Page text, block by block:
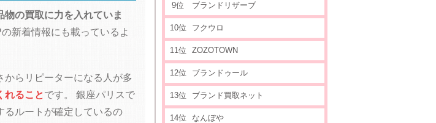
物の買取に力を入れていま
の新着情報にも載っているよ
からリピーターになる人が多
れることです。
銀座パリスで
るルートが確定しているの
9位 ブランドリザーブ
10位 フクウロ
11位 ZOZOTOWN
12位 ブランドゥール
13位 ブランド買取ネット
14位 なんぼや